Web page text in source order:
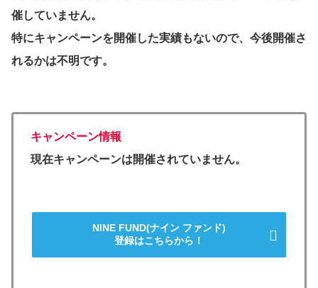
催していません。
特にキャンペーンを開催した実績もないので、今後開催さ
れるかは不明です。
キャンペーン情報
現在キャンペーンは開催されていません。
NINE FUND(ナイン ファンド)
登録はこちらから！